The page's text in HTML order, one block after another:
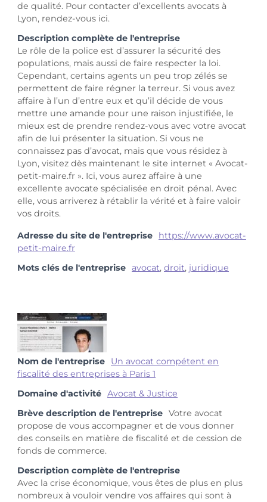
de qualité. Pour contacter d’excellents avocats à
Lyon, rendez-vous ici.
Description complète de l'entreprise
Le rôle de la police est d’assurer la sécurité des
populations, mais aussi de faire respecter la loi.
Cependant, certains agents un peu trop zélés se
permettent de faire régner la terreur. Si vous avez
affaire à l’un d’entre eux et qu’il décide de vous
mettre une amande pour une raison injustifiée, le
mieux est de prendre rendez-vous avec votre avocat
afin de lui présenter la situation. Si vous ne
connaissez pas d’avocat, mais que vous résidez à
Lyon, visitez dès maintenant le site internet « Avocat-
petit-maire.fr ». Ici, vous aurez affaire à une
excellente avocate spécialisée en droit pénal. Avec
elle, vous arriverez à rétablir la vérité et à faire valoir
vos droits.
Adresse du site de l'entreprise
https://www.avocat-
petit-maire.fr
Mots clés de l'entreprise avocat, droit, juridique
Nom de l'entreprise
Un avocat compétent en
fiscalité des entreprises à Paris 1
Domaine d'activité Avocat & Justice
Brève description de l'entreprise Votre avocat
propose de vous accompagner et de vous donner
des conseils en matière de fiscalité et de cession de
fonds de commerce.
Description complète de l'entreprise
Avec la crise économique, vous êtes de plus en plus
nombreux à vouloir vendre vos affaires qui sont à